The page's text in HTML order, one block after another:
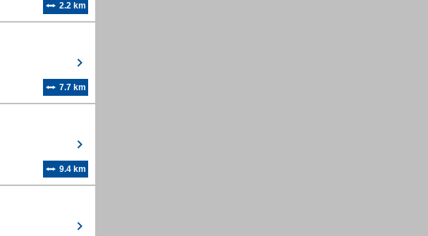
2.2 km
7.7 km
9.4 km